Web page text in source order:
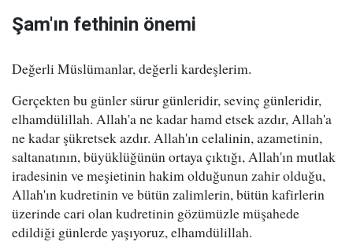
Şam'ın fethinin önemi
Değerli Müslümanlar, değerli kardeşlerim.
Gerçekten bu günler sürur günleridir, sevinç günleridir,
elhamdülillah. Allah'a ne kadar hamd etsek azdır, Allah'a
ne kadar şükretsek azdır. Allah'ın celalinin, azametinin,
saltanatının, büyüklüğünün ortaya çıktığı, Allah'ın mutlak
iradesinin ve meşietinin hakim olduğunun zahir olduğu,
Allah'ın kudretinin ve bütün zalimlerin, bütün kafirlerin
üzerinde cari olan kudretinin gözümüzle müşahede
edildiği günlerde yaşıyoruz, elhamdülillah.